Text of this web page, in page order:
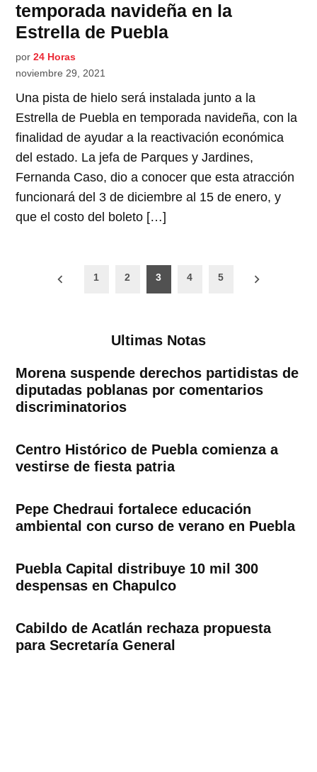
temporada navideña en la
Estrella de Puebla
por 24 Horas
noviembre 29, 2021
Una pista de hielo será instalada junto a la
Estrella de Puebla en temporada navideña, con la
finalidad de ayudar a la reactivación económica
del estado. La jefa de Parques y Jardines,
Fernanda Caso, dio a conocer que esta atracción
funcionará del 3 de diciembre al 15 de enero, y
que el costo del boleto […]
Paginación
1 2 3 4 5
Ultimas Notas
Morena suspende derechos partidistas de
diputadas poblanas por comentarios
discriminatorios
Centro Histórico de Puebla comienza a
vestirse de fiesta patria
Pepe Chedraui fortalece educación
ambiental con curso de verano en Puebla
Puebla Capital distribuye 10 mil 300
despensas en Chapulco
Cabildo de Acatlán rechaza propuesta
para Secretaría General